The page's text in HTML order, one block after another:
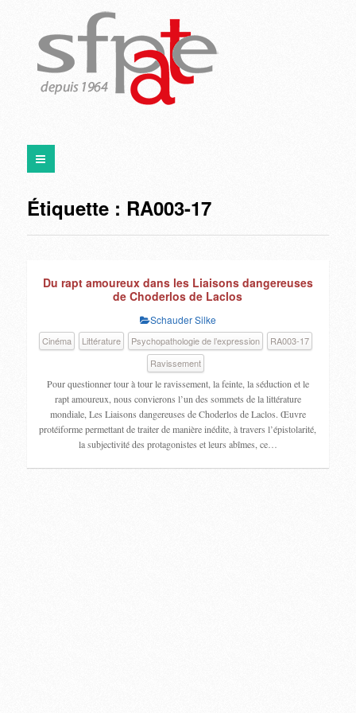
Étiquette : RA003-17
Du rapt amoureux dans les Liaisons dangereuses
de Choderlos de Laclos
Schauder Silke
Cinéma Littérature Psychopathologie de l’expression
RA003-17
Ravissement
Pour questionner tour à tour le ravissement, la feinte, la séduction et le
rapt amoureux, nous convierons l’un des sommets de la littérature
mondiale, Les Liaisons dangereuses de Choderlos de Laclos. Œuvre
protéiforme permettant de traiter de manière inédite, à travers l’épistolarité,
la subjectivité des protagonistes et leurs abîmes, ce…